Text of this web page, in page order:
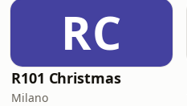
RC
R101 Christmas
Milano